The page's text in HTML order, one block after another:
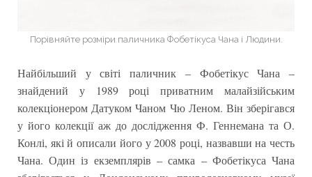
Порівняйте розміри паличника Фобетікуса Чана і Людини.
Найбільший у світі паличник – Фобетікус Чана –
знайдений у 1989 році приватним малайзійським
колекціонером Датуком Чаном Чю Леном. Він зберігався
у його колекції аж до дослідження Ф. Геннемана та О.
Конлі, які й описали його у 2008 році, назвавши на честь
Чана. Один із екземплярів – самка – Фобетікуса Чана